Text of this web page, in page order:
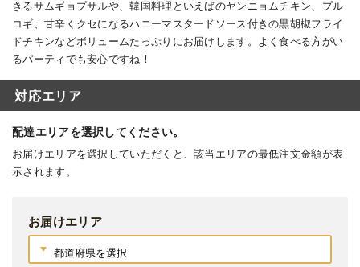
きるサムギョプサルや、韓国料理といえばのヤンニョムチキン、プル
コギ、甘辛くクセになるハニーマスタードソース付きの黒胡椒フライ
ドチキンなどボリュームたっぷりにお届けします。よく食べる方がい
るパーティでも安心ですね！
対応エリア
配達エリアを選択してください。
お届けエリアを選択していただくと、該当エリアの最低注文金額が表
示されます。
お届けエリア